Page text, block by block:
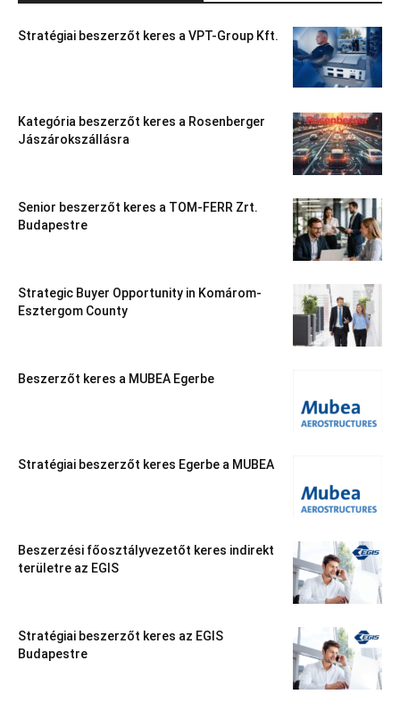
Stratégiai beszerzőt keres a VPT-Group Kft.
Kategória beszerzőt keres a Rosenberger
Jászárokszállásra
Senior beszerzőt keres a TOM-FERR Zrt.
Budapestre
Strategic Buyer Opportunity in Komárom-
Esztergom County
Beszerzőt keres a MUBEA Egerbe
Stratégiai beszerzőt keres Egerbe a MUBEA
Beszerzési főosztályvezetőt keres indirekt
területre az EGIS
Stratégiai beszerzőt keres az EGIS
Budapestre